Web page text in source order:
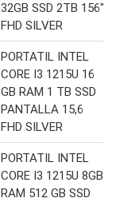
32GB SSD 2TB 156″
FHD SILVER
PORTATIL INTEL
CORE I3 1215U 16
GB RAM 1 TB SSD
PANTALLA 15,6
FHD SILVER
PORTATIL INTEL
CORE I3 1215U 8GB
RAM 512 GB SSD